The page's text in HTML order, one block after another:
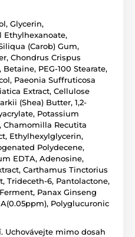
Glycerin,
Ethylhexanoate,
(Carob) Gum,
Chondrus Crispus
PEG-100 Stearate,
Paeonia Suffruticosa
Extract, Cellulose
(Shea) Butter, 1,2-
Potassium
Chamomilla Recutita
Ethylhexylglycerin,
Polydecene,
EDTA, Adenosine,
Carthamus Tinctorius
Trideceth-6, Pantolactone,
Panax Ginseng
Polyglucuronic
Uchovávejte mimo dosah